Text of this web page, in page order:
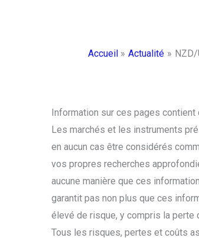
Accueil Actualité NZD/
Information sur ces pages
Les marchés et les instruments
en aucun cas être considérés
vos propres recherches
aucune manière que ces
garantit pas non plus que ces
élevé de risque, y compris la
Tous les risques, pertes et coûts